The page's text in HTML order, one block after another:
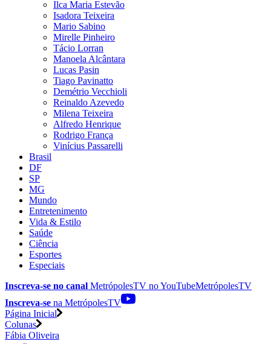
Ilca Maria Estevão
Isadora Teixeira
Mario Sabino
Mirelle Pinheiro
Tácio Lorran
Manoela Alcântara
Lucas Pasin
Tiago Pavinatto
Demétrio Vecchioli
Reinaldo Azevedo
Milena Teixeira
Alfredo Henrique
Rodrigo França
Vinícius Passarelli
Brasil
DF
SP
MG
Mundo
Entretenimento
Vida & Estilo
Saúde
Ciência
Esportes
Especiais
Inscreva-se no canal MetrópolesTV noYouTubeMetrópolesTV
Inscreva-se na MetrópolesTV
Página Inicial
Colunas
Fábia Oliveira